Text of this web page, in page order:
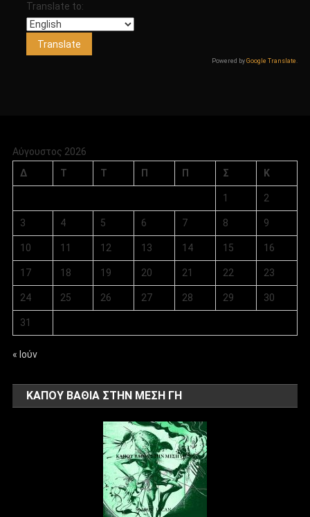
Translate to:
Powered byGoogle Translate .
Αύγουστος 2026
Δ
Τ Τ Π Π Σ Κ
1 2
3 4 5 6 7 8 9
10 11 12 13 14 15 16
17 18 19 20 21 22 23
24 25 26 27 28 29 30
31
« Ιούν
ΚΑΠΟΥ ΒΑΘΙΑ ΣΤΗΝ ΜΕΣΗ ΓΗ